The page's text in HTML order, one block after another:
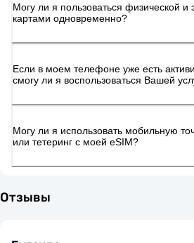
Могу ли я пользоваться физической и
картами одновременно?
Если в моем телефоне уже есть
смогу ли я воспользоваться Вашей
Могу ли я использовать мобильную
или тетеринг с моей eSIM?
Отзывы